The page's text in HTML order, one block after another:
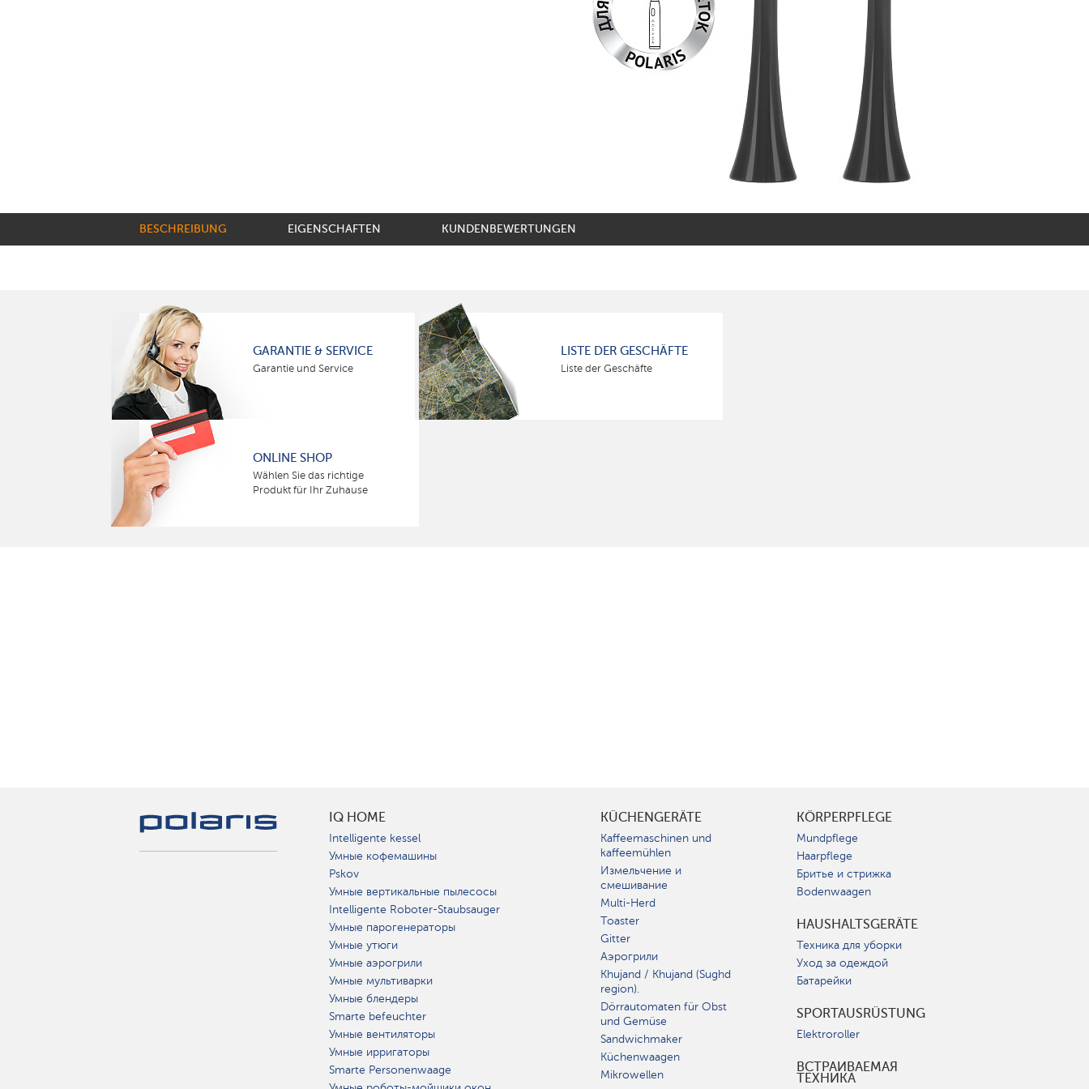
BESCHREIBUNG EIGENSCHAFTEN KUNDENBEWERTUNGEN
GARANTIE & SERVICE
Garantie und Service
LISTE DER GESCHÄFTE
Liste der Geschäfte
ONLINE SHOP
Wählen Sie das richtige
Produkt für Ihr Zuhause
IQ HOME
Intelligente kessel
Умные кофемашины
Pskov
Умные вертикальные пылесосы
Intelligente Roboter-Staubsauger
Умные парогенераторы
Умные утюги
Умные аэрогрили
Умные мультиварки
Умные блендеры
Smarte befeuchter
Умные вентиляторы
Умные ирригаторы
Smarte Personenwaage
KÜCHENGERÄTE
Kaffeemaschinen und
kaffeemühlen
Измельчение и
смешивание
Multi-Herd
Toaster
Gitter
Аэрогрили
Khujand / Khujand (Sughd
region).
Dörrautomaten für Obst
und Gemüse
Sandwichmaker
Küchenwaagen
Mikrowellen
KÖRPERPFLEGE
Mundpflege
Haarpflege
Бритье и стрижка
Bodenwaagen
HAUSHALTSGERÄTE
Техника для уборки
Уход за одеждой
Батарейки
SPORTAUSRÜSTUNG
Elektroroller
ВСТРАИВАЕМАЯ
ТЕХНИКА